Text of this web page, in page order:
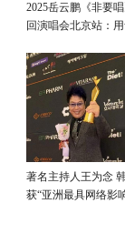
2025岳云鹏《非要
回演唱会北京站：
著名主持人王为念
获“亚洲最具网络影